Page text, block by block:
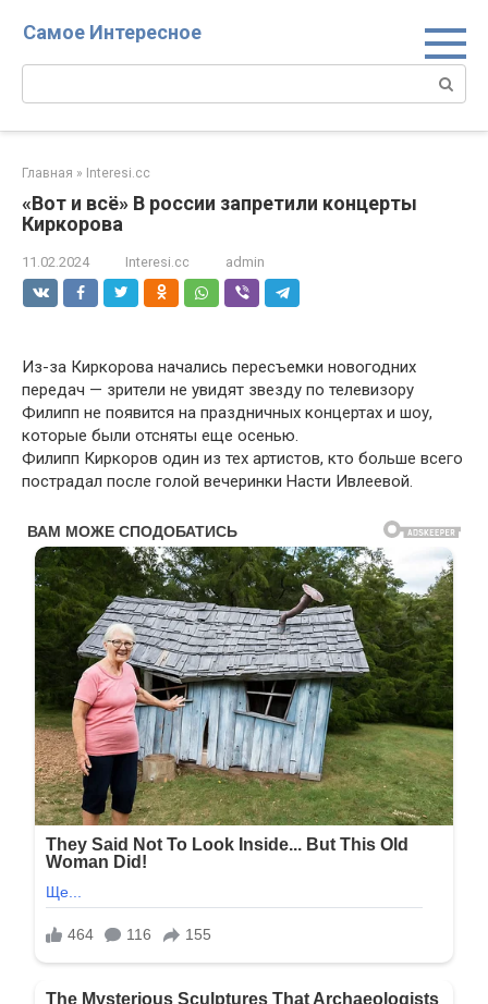
Самое Интересное
Поиск:
Главная » Interesi.cc
«Вот и всё» В россии запретили концерты
Киркорова
11.02.2024 Interesi.cc admin
Из-за Киркорова начались пересъемки новогодних
передач — зрители не увидят звезду по телевизору
Филипп не появится на праздничных концертах и шоу,
которые были отсняты еще осенью.
Филипп Киркоров один из тех артистов, кто больше всего
пострадал после голой вечеринки Насти Ивлеевой.